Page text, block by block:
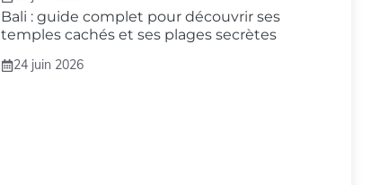
Bali : guide complet pour découvrir ses
temples cachés et ses plages secrètes
24 juin 2026